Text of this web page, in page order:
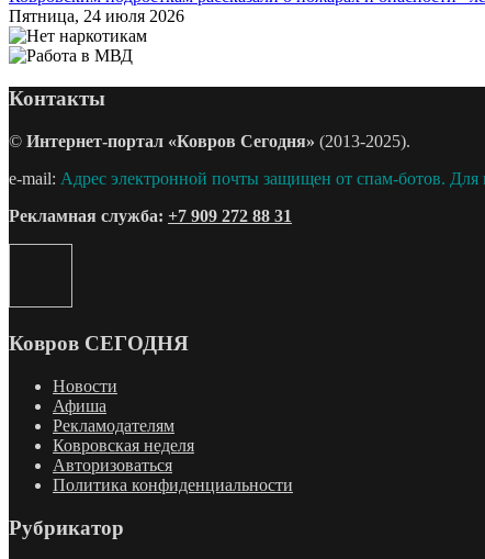
Пятница, 24 июля 2026
Контакты
© Интернет-портал «Ковров Сегодня» (2013-2025).
e-mail: Адрес электронной почты защищен от спам-ботов. Для
Рекламная служба: +7 909 272 88 31
Ковров СЕГОДНЯ
Новости
Афиша
Рекламодателям
Ковровская неделя
Авторизоваться
Политика конфиденциальности
Рубрикатор